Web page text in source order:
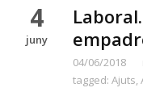
4
juny
04/06/2018
tagged: Ajuts,